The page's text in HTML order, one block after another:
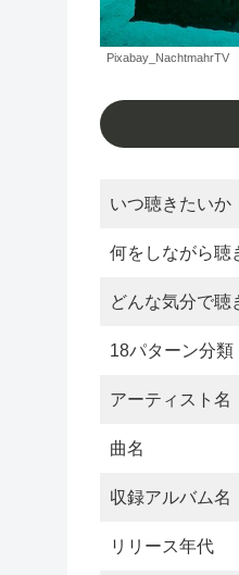
Pixabay_NachtmahrTV
いつ聴きたいか
何をしながら聴
どんな気分で聴
18パターン分類
アーティスト名
曲名
収録アルバム名
リリース年代